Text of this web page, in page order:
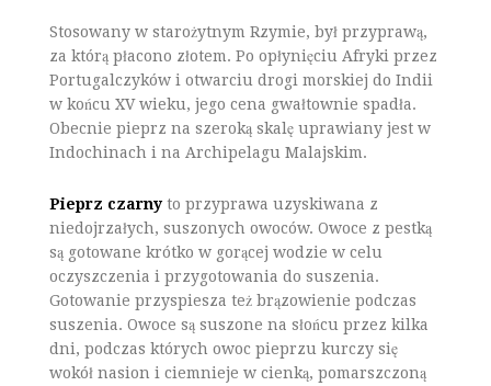
Stosowany w starożytnym Rzymie, był przyprawą,
za którą płacono złotem. Po opłynięciu Afryki przez
Portugalczyków i otwarciu drogi morskiej do Indii
w końcu XV wieku, jego cena gwałtownie spadła.
Obecnie pieprz na szeroką skalę uprawiany jest w
Indochinach i na Archipelagu Malajskim.
Pieprz czarnyto przyprawa uzyskiwana z
niedojrzałych, suszonych owoców. Owoce z pestką
są gotowane krótko w gorącej wodzie w celu
oczyszczenia i przygotowania do suszenia.
Gotowanie przyspiesza też brązowienie podczas
suszenia. Owoce są suszone na słońcu przez kilka
dni, podczas których owoc pieprzu kurczy się
wokół nasion i ciemnieje w cienką, pomarszczoną